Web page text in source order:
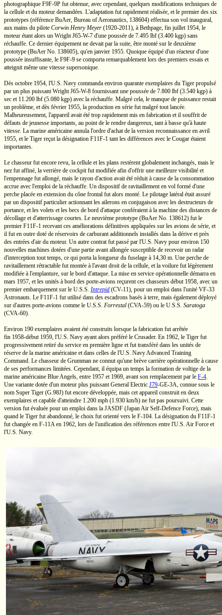
photographique F9F-9P fut obtenue, avec cependant, quelques modifications techniques de
la cellule et du moteur demandées. L'adaptation fut rapidement réalisée, et le premier des six
prototypes (référence BuAer, Bureau of Aeronautics, 138604) effectua son vol inaugural,
aux mains du pilote Corwin Henry Meyer (1920-2011), à Bethpage, fin juillet 1954, le
moteur étant alors un WrightJ65-W-7 d'une poussée de 7.495 lbf (3.400 kgp) sans
réchauffe. Ce dernier équipement ne devait par la suite, être monté sur le deuxième
prototype (BuAer No. 138605), qu'en janvier 1955. Quoique équipé d'un réacteur d'une
poussée insuffisante, le F9F-9 se comporta remarquablement lors des premiers essais et
atteignit même une vitesse supersonique.
Dès octobre 1954, l'U.S. Navy commanda environ quarante exemplaires du Tiger propulsé
par un plus puissant WrightJ65-W-8 fournissant une poussée de 7.800 lbf (3.540 kgp) à
sec et 11.200 lbf (5.080 kgp) avec la réchauffe. Malgré cela, le manque de puissance restait
un problème, et dès février 1955, la production en série fut malgré tout lancée.
Malheureusement, l'appareil avait été trop rapidement mis en fabrication et il souffrit de
défauts de jeunesse importants, au point de le rendre dangereux, tant à basse qu'à haute
vitesse. La marine américaine annula l'ordre d'achat de la version reconnaissance en avril
1955, et le Tiger reçut la désignation F11F-1 tant les différences avec le Cougar étaient
importantes.
Le chasseur fut encore revu, la cellule et les plans restèrent globalement inchangés, mais le
nez fut affiné, la verrière de cockpit fut modifiée afin d'offrir une meilleure visibilité et
l'empennage fut allongé, mais le rayon d'action avait été réduit à cause de la consommation
accrue avec l'emploi de la réchauffe. Un dispositif de ravitaillement en vol formé d'une
perche placée en extension du cône frontal fut alors monté. Le pilotage latéral était assuré
par un dispositif particulier actionnant les ailerons en conjugaison avec les destructeurs de
portance, et les volets et les becs de bord d'attaque conféraient à la machine des distances de
décollage et d'atterrissage courtes. Le neuvième prototype (BuAer No. 138612) fut le
premier F11F-1 recevant ces améliorations définitives appliquées sur les avions de série, et
il fut en outre doté de réservoirs de carburant additionnels installés dans la dérive et près
des entrées d'air du moteur. Un autre contrat fut passé par l'U.S. Navy pour environ 150
nouvelles machines dotées d'une partie avant allongée susceptible de recevoir un radar
d'interception tout temps, ce qui porta la longueur du fuselage à 14,30 m. Une perche de
ravitaillement rétractable fut montée à l'avant droit de la cellule, et la voilure fut légèrement
modifiée à l'emplanture, sur le bord d'attaque. La mise en service opérationnelle démarra en
mars 1957, et les unités à bord des porte-avions reçurent ces chasseurs début 1958, avec un
premier embarquement sur le U.S.S. Intrepid (CV-11), pour un emploi dans l'unité VF-33
Astronauts. Le F11F-1 fut utilisé dans des escadrons basés à terre, mais également déployé
sur d'autres porte-avions comme le U.S.S. Forrestal (CVA-59) ou le U.S.S. Saratoga
(CVA-60).
Environ 190 exemplaires avaient été construits lorsque la fabrication fut arrêtée
fin 1958-début 1959, l'U.S. Navy ayant alors préféré le Crusader. En 1962, le Tiger fut
progressivement retiré du service en première ligne et fut transféré dans les unités de
réserve de la marine américaine et dans celles de l'U.S. Navy Advanced Training
Command. Le chasseur de Grumman ne connut qu'une brève carrière opérationnelle à cause
de ses performances limitées. Cependant, il équipa un temps la formation de voltige de la
marine américaine Blue Angels, entre 1957 et 1969, avant son remplacement par le F-4.
Une variante dotée d'un moteur plus puissantGeneral Electric J79-GE-3A, connue sous le
nom Super Tiger (G.98J) fut encore développée, mais cet appareil construit en deux
exemplaires et capable d'atteindre 1.200 mph (1.930 km/h) ne fut pas poursuivi. Cette
version fut évaluée pour un emploi dans la JASDF (Japan Air Self-Defence Force), mais
quand le Tiger fut abandonné, le choix fut orienté vers le F-104. La désignation du F11F-1
fut changée en F-11Aen 1962, lors de l'unification des références entre l'U.S. Air Force et
l'U.S. Navy.